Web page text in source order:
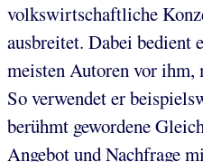
volkswirtschaftliche
ausbreitet. Dabei bedient
meisten Autoren vor
So verwendet er
berühmt gewordene
Angebot und Nachfrage